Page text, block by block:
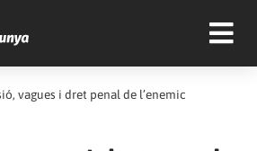
vagues i dret penal de l’enemic